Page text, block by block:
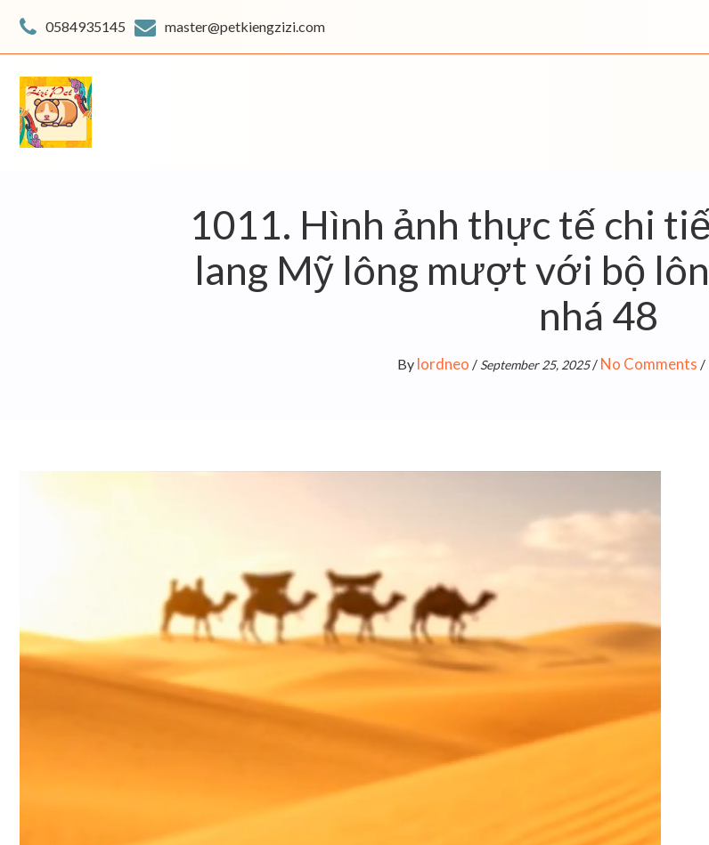
content
0584935145 master@petkiengzizi.com
1011. Hình ảnh thực tế chi
lang Mỹ lông mượt với bộ
nhá 48
By lordneo / September 25, 2025/ No Comments /